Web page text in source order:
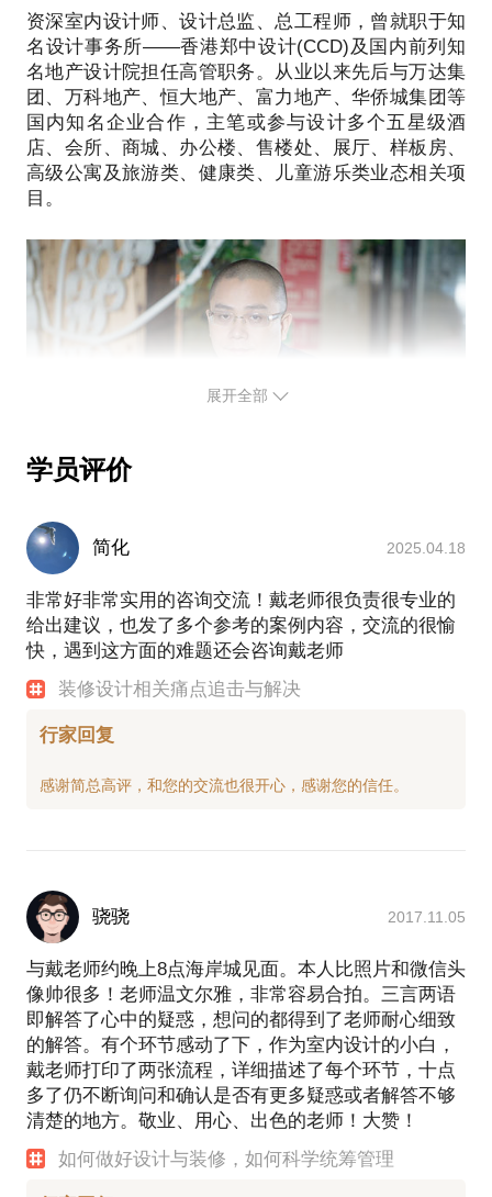
如果您对项目的设计费用与工程造价估算心中没谱；
如果您不知如何设计可以降低造价及科学统筹项目落
地时间。
那么，您都可以找到我帮您解决设计与装修过程中遇
到的难题，希望通过我们的沟通能尽量帮您找到最合
适的解决方案！
资深室内设计师、设计总监、总工程师，曾就职于知
名设计事务所——香港郑中设计(CCD)及国内前列知
名地产设计院担任高管职务。从业以来先后与万达集
团、万科地产、恒大地产、富力地产、华侨城集团等
国内知名企业合作，主笔或参与设计多个五星级酒
店、会所、商城、办公楼、售楼处、展厅、样板房、
高级公寓及旅游类、健康类、儿童游乐类业态相关项
目。
展开全部
学员评价
简化 2025.04.18
非常好非常实用的咨询交流！戴老师很负责很专业的
给出建议，也发了多个参考的案例内容，交流的很愉
快，遇到这方面的难题还会咨询戴老师
装修设计相关痛点追击与解决
行家回复
骁骁 2017.11.05
与戴老师约晚上8点海岸城见面。本人比照片和微信头
像帅很多！老师温文尔雅，非常容易合拍。三言两语
即解答了心中的疑惑，想问的都得到了老师耐心细致
的解答。有个环节感动了下，作为室内设计的小白，
戴老师打印了两张流程，详细描述了每个环节，十点
多了仍不断询问和确认是否有更多疑惑或者解答不够
清楚的地方。敬业、用心、出色的老师！大赞！
如何做好设计与装修，如何科学统筹管理